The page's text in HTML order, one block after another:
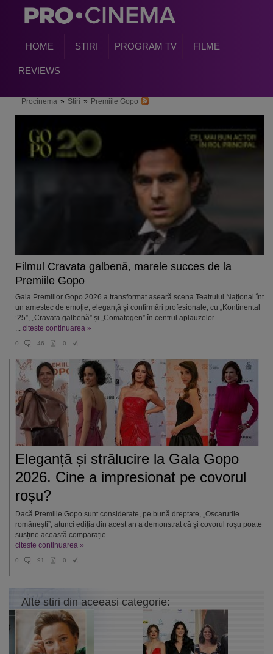
HOME STIRI PROGRAM TV FILME
REVIEWS
Procinema » Stiri » Premiile Gopo
Filmul Cravata galbenă, marele succes de la
Premiile Gopo
Gala Premiilor Gopo 2026 a transformat aseară scena Teatrului Național într-
un amestec de emoție, eleganță și confirmări profesionale, cu „Kontinental
’25”, „Cravata galbenă” și „Comatogen” în centrul aplauzelor.
... citeste continuarea »
0 46 0
Eleganță și strălucire la Gala Gopo
2026. Cine a impresionat pe covorul
roșu?
Dacă Premiile Gopo sunt considerate, pe bună dreptate, „Oscarurile
românești”, atunci ediția din acest an a demonstrat că și covorul roșu poate
susține această comparație.
citeste continuarea »
0 91 0
Alte stiri din aceeasi categorie: